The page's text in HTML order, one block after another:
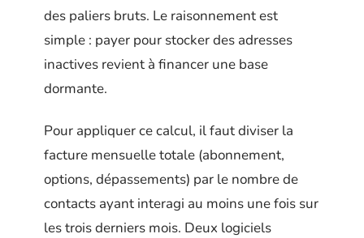
des paliers bruts. Le raisonnement est
simple : payer pour stocker des adresses
inactives revient à financer une base
dormante.
Pour appliquer ce calcul, il faut diviser la
facture mensuelle totale (abonnement,
options, dépassements) par le nombre de
contacts ayant interagi au moins une fois sur
les trois derniers mois. Deux logiciels